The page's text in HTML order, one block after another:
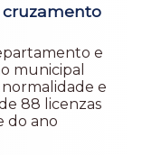
e
municipal
e
88 licenzas
do ano